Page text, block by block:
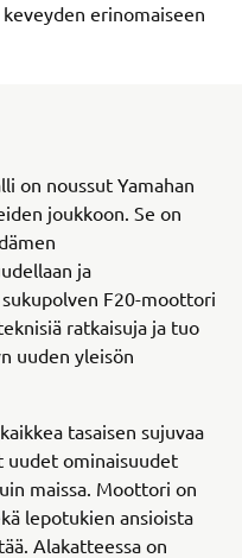
erinomaiseen
on noussut Yamahan
joukkoon. Se on
ja
F20-moottori
ratkaisuja ja tuo
uuden yleisön
tasaisen sujuvaa
uudet ominaisuudet
maissa. Moottori on
lepotukien ansioista
Alakatteessa on